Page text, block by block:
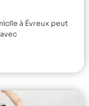
à Évreux peut